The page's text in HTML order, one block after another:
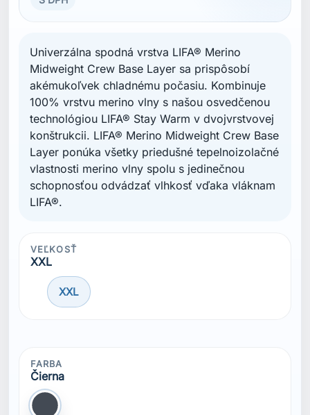
Univerzálna spodná vrstva LIFA® Merino
Midweight Crew Base Layer sa prispôsobí
akémukoľvek chladnému počasiu. Kombinuje
100% vrstvu merino vlny s našou osvedčenou
technológiou LIFA® Stay Warm v dvojvrstvovej
konštrukcii. LIFA® Merino Midweight Crew Base
Layer ponúka všetky priedušné tepelnoizolačné
vlastnosti merino vlny spolu s jedinečnou
schopnosťou odvádzať vlhkosť vďaka vláknam
LIFA®.
VEĽKOSŤ
XXL
XXL
FARBA
Čierna
Čierna